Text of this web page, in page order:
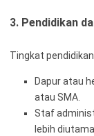
3. Pendidikan
Tingkat
Dapur atau
atau SMA.
Staf
lebih